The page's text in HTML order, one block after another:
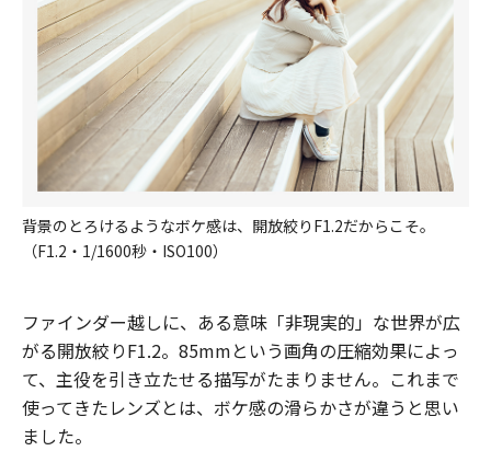
背景のとろけるようなボケ感は、開放絞りF1.2だからこそ。
（F1.2・1/1600秒・ISO100）
ファインダー越しに、ある意味「非現実的」な世界が広
がる開放絞りF1.2。85mmという画角の圧縮効果によっ
て、主役を引き立たせる描写がたまりません。これまで
使ってきたレンズとは、ボケ感の滑らかさが違うと思い
ました。